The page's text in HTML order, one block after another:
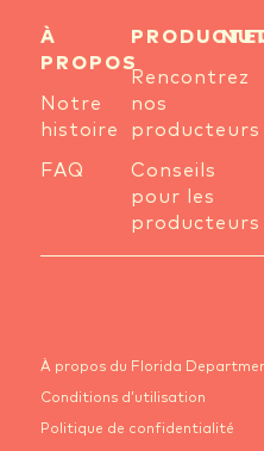
À
PROPOS
Notre
histoire
FAQ
Rencontrez
nos
producteurs
Conseils
pour les
producteurs
À propos du Florida
Conditions d’utilisation
Politique de confidentialité